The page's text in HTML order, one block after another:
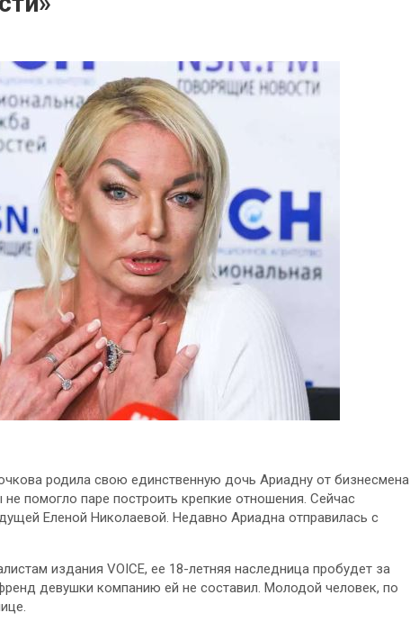
родила свою единственную дочь Ариадну от бизнесмена
помогло паре построить крепкие отношения. Сейчас
Еленой Николаевой. Недавно Ариадна отправилась с
издания VOICE, ее 18-летняя наследница пробудет за
девушки компанию ей не составил. Молодой человек, по